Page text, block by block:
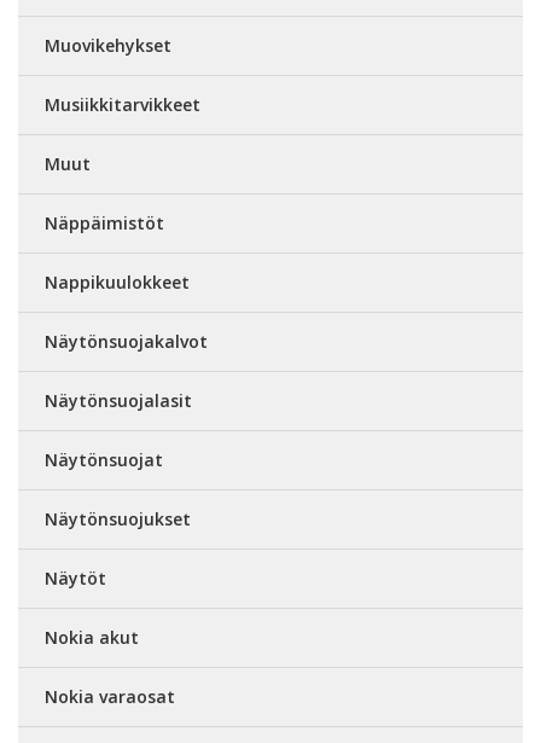
Muovikehykset
Musiikkitarvikkeet
Muut
Näppäimistöt
Nappikuulokkeet
Näytönsuojakalvot
Näytönsuojalasit
Näytönsuojat
Näytönsuojukset
Näytöt
Nokia akut
Nokia varaosat